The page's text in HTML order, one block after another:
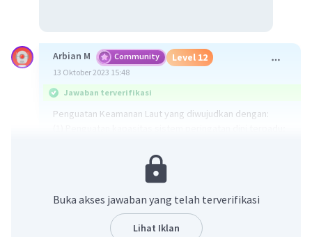
Arbian M Community Level 12
13 Oktober 2023 15:48
Jawaban terverifikasi
Penguatan Keamanan Laut yang diwujudkan dengan:
(3) Peningkatan penyelesaian kasus keamanan laut; dan
(4) Penyempurnaan regulasi tentang keamanan laut.
Beri Rating·0.0(0) Balas
Buka akses jawaban yang telah terverifikasi
Lihat Iklan